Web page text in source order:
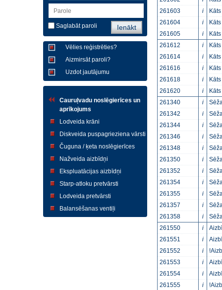
Saglabāt paroli
Vēlies reģistrēties?
Aizmirsāt paroli?
Uzdot jautājumu
Cauruļvadu noslēgierīces un
aprīkojums
Lodveida krāni
Diskveida puspagrieziena vārsti
Čuguna / ķeta noslēgierīces
Nažveida aizbīdņi
Ekspluatācijas aizbīdņi
Starp-atloku pretvārsti
Lodveida pretvārsti
Balansēšanas ventiļi
261603
i
261604
i
261605
i
261612
i
261614
i
261616
i
261618
i
261620
i
261340
i
261342
i
261344
i
261346
i
261348
i
261350
i
261352
i
261354
i
261355
i
261357
i
261358
i
261550
i
261551
i
261552
i
261553
i
261554
i
261555
i